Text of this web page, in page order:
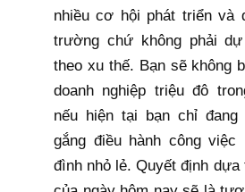
nhiều cơ hội phát triển và
trường chứ không phải
theo xu thế. Bạn sẽ không
doanh nghiệp triệu đô
nếu hiện tại bạn chỉ
gắng điều hành công việc
đình nhỏ lẻ. Quyết định